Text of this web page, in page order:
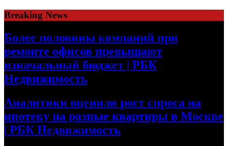
Skip
to
content
Breaking News
Более половины компаний при
ремонте офисов превышают
изначальный бюджет | РБК
Недвижимость
Аналитики оценили рост спроса на
ипотеку на разные квартиры в Москве
| РБК Недвижимость